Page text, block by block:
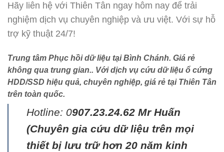
Hãy liên hệ với Thiên Tân ngay hôm nay để trải
nghiệm dịch vụ chuyên nghiệp và ưu việt. Với sự hỗ
trợ kỹ thuật 24/7!
Trung tâm Phục hồi dữ liệu tại Bình Chánh. Giá rẻ
không qua trung gian.. Với dịch vụ cứu dữ liệu ổ cứng
HDD/SSD hiệu quả, chuyên nghiệp, giá rẻ tại Thiên Tân
trên toàn quốc.
Hotline: 0907.23.24.62 Mr Huấn
(Chuyên gia cứu dữ liệu trên mọi
thiết bị lưu trữ hơn 20 năm kinh